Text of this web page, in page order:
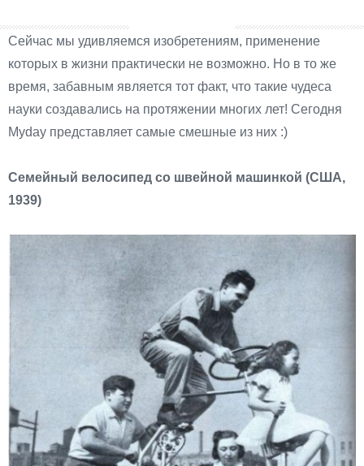
Сейчас мы удивляемся изобретениям, применение
которых в жизни практически не возможно. Но в то же
время, забавным является тот факт, что такие чудеса
науки создавались на протяжении многих лет! Cегодня
Myday представляет самые смешные из них :)
Семейный велосипед со швейной машинкой (США,
1939)